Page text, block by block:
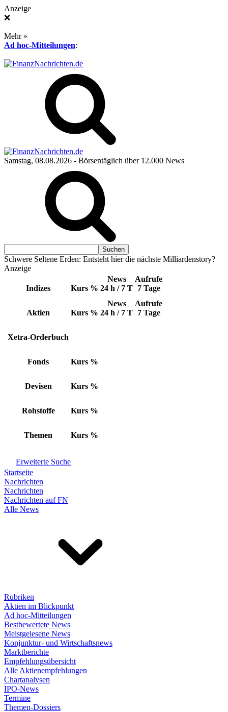
Anzeige
❌
Mehr »
Ad hoc-Mitteilungen:
Samstag, 08.08.2026 - Börsentäglich über 12.000 News
Schwere Seltene Erden: Entsteht hier die nächste Milliardenstory?
Anzeige
Indizes Kurs %
News
24 h / 7 T
Aufrufe
7 Tage
Aktien Kurs %
News
24 h / 7 T
Aufrufe
7 Tage
Xetra-Orderbuch
Fonds Kurs %
Devisen Kurs %
Rohstoffe Kurs %
Themen Kurs %
Erweiterte Suche
Startseite
Nachrichten
Nachrichten
Nachrichten auf FN
Alle News
Rubriken
Aktien im Blickpunkt
Ad hoc-Mitteilungen
Bestbewertete News
Meistgelesene News
Konjunktur- und Wirtschaftsnews
Marktberichte
Empfehlungsübersicht
Alle Aktienempfehlungen
Chartanalysen
IPO-News
Termine
Themen-Dossiers